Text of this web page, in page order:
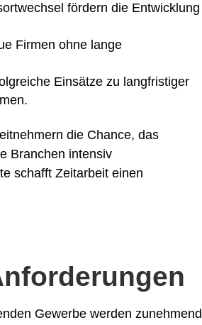
fördern die Entwicklung
Firmen ohne lange
Einsätze zu langfristiger
die Chance, das
Branchen intensiv
schafft Zeitarbeit einen
Gewerbe werden zunehmend